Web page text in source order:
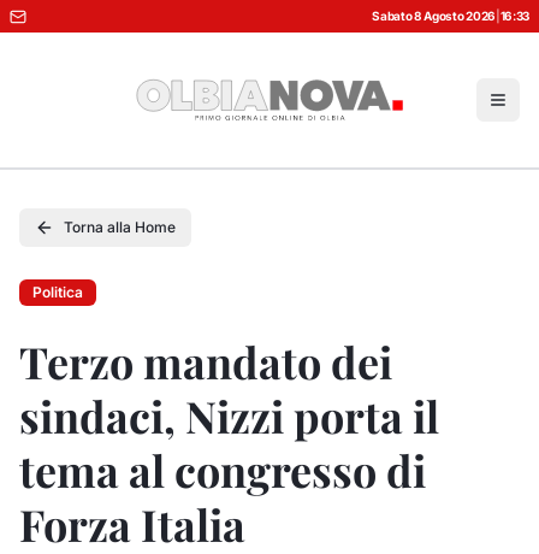
Sabato 8 Agosto 2026 16:33
Torna alla Home
Politica
Terzo mandato dei
sindaci, Nizzi porta il
tema al congresso di
Forza Italia